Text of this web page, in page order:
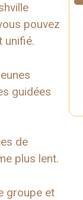
pouvez
unifié.
guidées
de
plus lent.
groupe et